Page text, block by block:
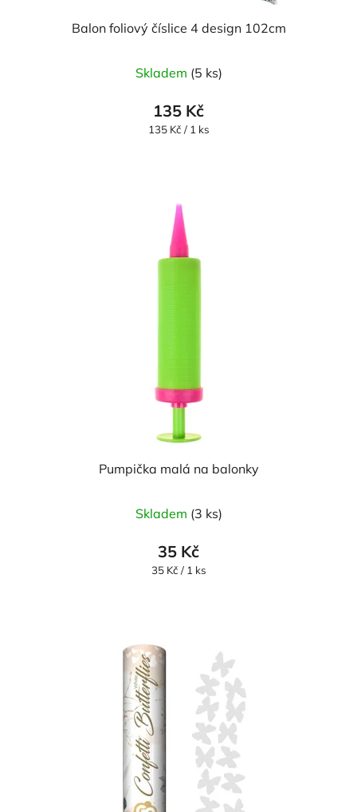
Balon foliový číslice 4 design 102cm
Skladem (5 ks)
135 Kč
Měrná
135 Kč / 1 ks
Pumpička malá na balonky
Skladem (3 ks)
35 Kč
Měrná
35 Kč / 1 ks